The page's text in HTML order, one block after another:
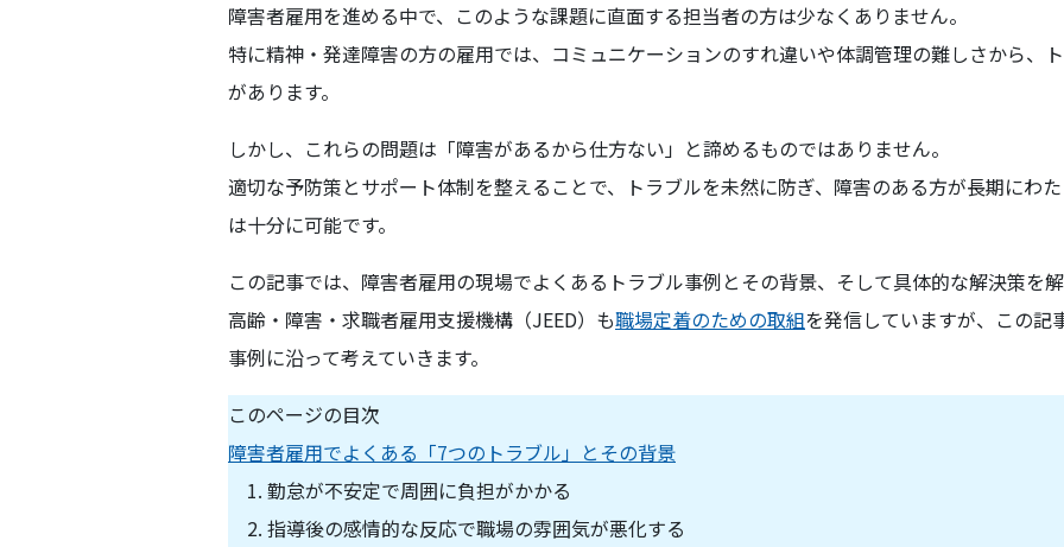
障害者雇用を進める中で、このような課題に直面する担当者の方は少なくありません。
特に精神・発達障害の方の雇用では、コミュニケーションのすれ違いや体調管理の難しさから、
があります。
しかし、これらの問題は「障害があるから仕方ない」と諦めるものではありません。
適切な予防策とサポート体制を整えることで、トラブルを未然に防ぎ、障害のある方が長期にわ
は十分に可能です。
この記事では、障害者雇用の現場でよくあるトラブル事例とその背景、そして具体的な解決策を
高齢・障害・求職者雇用支援機構（JEED）も職場定着のための取組を発信していますが、この記
事例に沿って考えていきます。
このページの目次
障害者雇用でよくある「7つのトラブル」とその背景
1. 勤怠が不安定で周囲に負担がかかる
2. 指導後の感情的な反応で職場の雰囲気が悪化する